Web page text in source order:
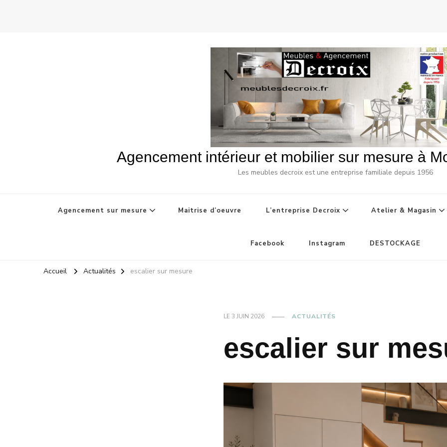
Agencement intérieur et mobilier sur mesure à
Les meubles decroix est une entreprise familiale depuis 1956
Agencement sur mesure Maitrise d’oeuvre L’entreprise Decroix Atelier & Magasin
Facebook Instagram DESTOCKAGE
Accueil Actualités escalier sur mesure
LE 3 JUIN 2026 ACTUALITÉS
escalier sur